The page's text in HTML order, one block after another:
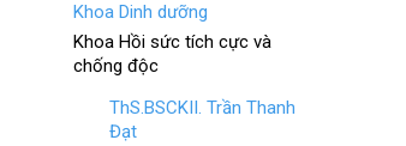
Khoa Dinh dưỡng
Khoa Hồi sức tích cực và
chống độc
ThS.BSCKII. Trần Thanh
Đạt